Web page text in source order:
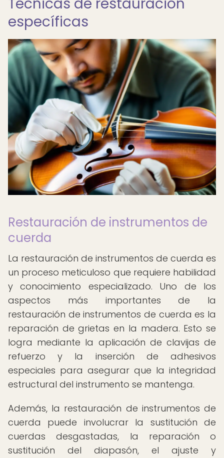
específicas
Restauración de instrumentos de
cuerda
La restauración de instrumentos de cuerda es
un proceso meticuloso que requiere habilidad
y conocimiento especializado. Uno de los
aspectos más importantes de la
restauración de instrumentos de cuerda es la
reparación de grietas en la madera. Esto se
logra mediante la aplicación de clavijas de
refuerzo y la inserción de adhesivos
especiales para asegurar que la integridad
estructural del instrumento se mantenga.
Además, la restauración de instrumentos de
cuerda puede involucrar la sustitución de
cuerdas desgastadas, la reparación o
sustitución del diapasón, el ajuste y